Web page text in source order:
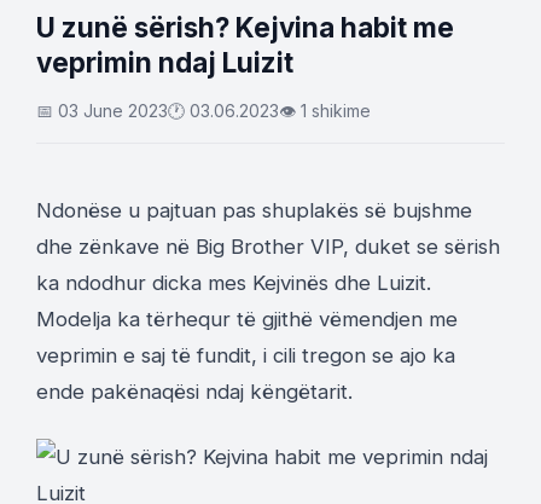
U zunë sërish? Kejvina habit me
veprimin ndaj Luizit
📅 03 June 2023🕐 03.06.2023👁 1 shikime
Ndonëse u pajtuan pas shuplakës së bujshme
dhe zënkave në Big Brother VIP, duket se sërish
ka ndodhur dicka mes Kejvinës dhe Luizit.
Modelja ka tërhequr të gjithë vëmendjen me
veprimin e saj të fundit, i cili tregon se ajo ka
ende pakënaqësi ndaj këngëtarit.